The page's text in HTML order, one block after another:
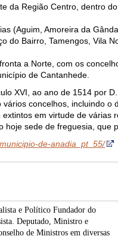
da Região Centro, dentro
(Aguim, Amoreira da
do Bairro, Tamengos, Vila
a Norte, com os
de Cantanhede.
XVI, ao ano de 1514 por
concelhos, incluindo o
em virtude de
sede de freguesia, que
de-anadia_pt_55/
e Político Fundador do
Deputado, Ministro e
de Ministros em diversas